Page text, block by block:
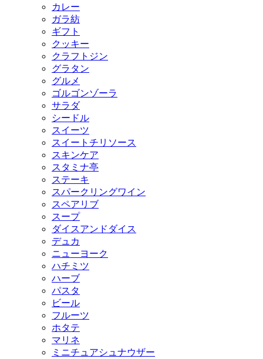
カレー
ガラ紡
ギフト
クッキー
クラフトジン
グラタン
グルメ
ゴルゴンゾーラ
サラダ
シードル
スイーツ
スイートチリソース
スキンケア
スタミナ亭
ステーキ
スパークリングワイン
スペアリブ
スープ
ダイスアンドダイス
デュカ
ニューヨーク
ハチミツ
ハーブ
パスタ
ビール
フルーツ
ホタテ
マリネ
ミニチュアシュナウザー